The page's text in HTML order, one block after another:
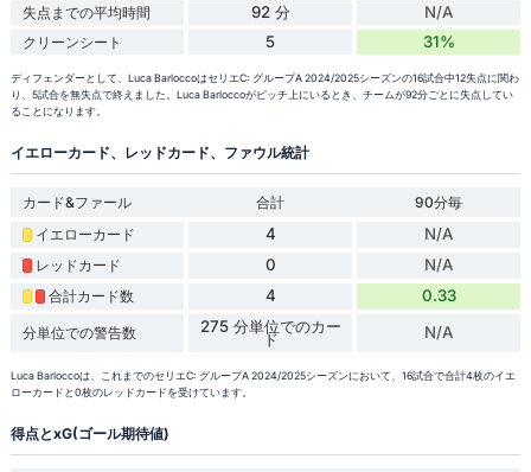
失点までの平均時間 92 分 N/A
クリーンシート 5 31%
ディフェンダーとして、Luca BarloccoはセリエC: グループA 2024/2025シーズンの16試合中12失点に関わ
り、5試合を無失点で終えました。Luca Barloccoがピッチ上にいるとき、チームが92分ごとに失点してい
ることになります。
イエローカード、レッドカード、ファウル統計
カード&ファール 合計
90分毎
イエローカード
4 N/A
レッドカード 0 N/A
合計カード数 4 0.33
分単位での警告数 275 分単位でのカー
ド N/A
Luca Barloccoは、これまでのセリエC: グループA 2024/2025シーズンにおいて、16試合で合計4枚のイエ
ローカードと0枚のレッドカードを受けています。
得点とxG(ゴール期待値)